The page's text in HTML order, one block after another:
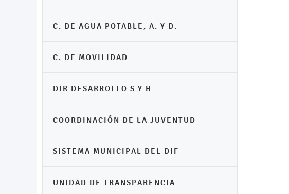
C. DE AGUA POTABLE, A. Y D.
C. DE MOVILIDAD
DIR DESARROLLO S Y H
COORDINACIÓN DE LA JUVENTUD
SISTEMA MUNICIPAL DEL DIF
UNIDAD DE TRANSPARENCIA